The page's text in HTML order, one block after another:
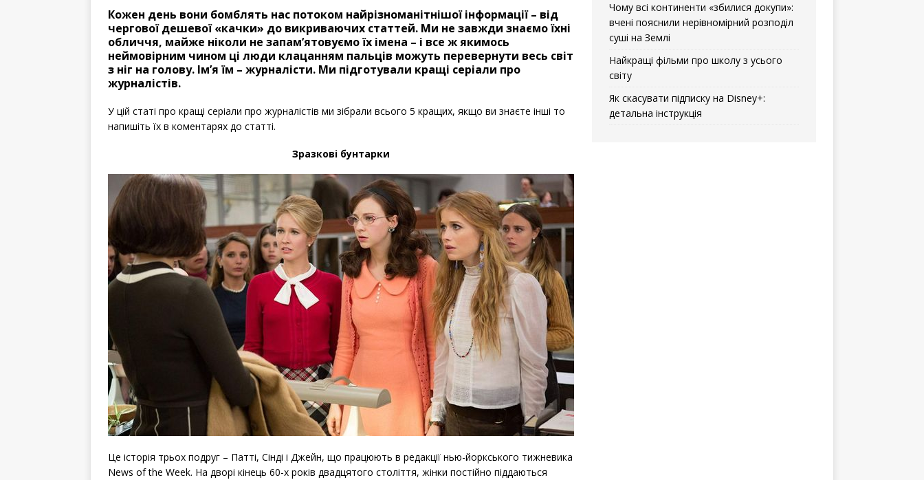
Кожен день вони бомблять нас потоком найрізноманітнішої інформації – від
чергової дешевої «качки» до викриваючих статтей. Ми не завжди знаємо їхні
обличчя, майже ніколи не запам’ятовуємо їх імена – і все ж якимось
неймовірним чином ці люди клацанням пальців можуть перевернути весь світ
з ніг на голову. Ім’я їм – журналісти. Ми підготували кращі серіали про
журналістів.
У цій статі про кращі серіали про журналістів ми зібрали всього 5 кращих, якщо ви знаєте інші то
напишіть їх в коментарях до статті.
Зразкові бунтарки
Це історія трьох подруг – Патті, Сінді і Джейн, що працюють в редакції нью-йоркського тижневика
News of the Week. На дворі кінець 60-х років двадцятого століття, жінки постійно піддаються
Чому всі континенти «збилися докупи»:
вчені пояснили нерівномірний розподіл
суші на Землі
Найкращі фільми про школу з усього
світу
Як скасувати підписку на Disney+:
детальна інструкція